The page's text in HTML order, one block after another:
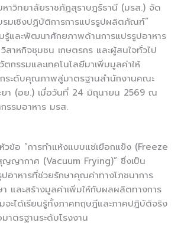
าวิทยาลัยราชภัฏสุราษฎร์ธานี (มรส.) จัด
รมเชิงปฏิบัติการการแปรรูปผลิตภัณฑ์”
รู้และพัฒนาศักยภาพด้านการแปรรูปอาหาร
สาหกิจชุมชน เกษตรกร และผู้สนใจทั่วไป
กรรมและเทคโนโลยีมาเพิ่มมูลค่าให้
ะดับคุณภาพสู่มาตรฐานสำนักงานคณะ
ยา (อย.) เมื่อวันที่ 24 มิถุนายน 2569 ณ
รมอาหาร มรส.
วข้อ “การทำแห้งแบบแช่เยือกแข็ง (Freeze
ญากาศ (Vacuum Frying)” ซึ่งเป็น
ปอาหารที่ช่วยรักษาคุณค่าทางโภชนาการ
า และสร้างมูลค่าเพิ่มให้กับผลผลิตทางการ
จะได้เรียนรู้ทั้งภาคทฤษฎีและภาคปฏิบัติจริง
าตรฐานระดับโรงงาน